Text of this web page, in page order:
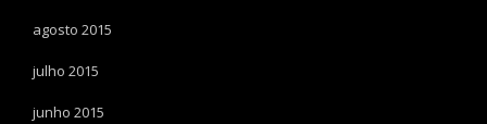
agosto 2015
julho 2015
junho 2015